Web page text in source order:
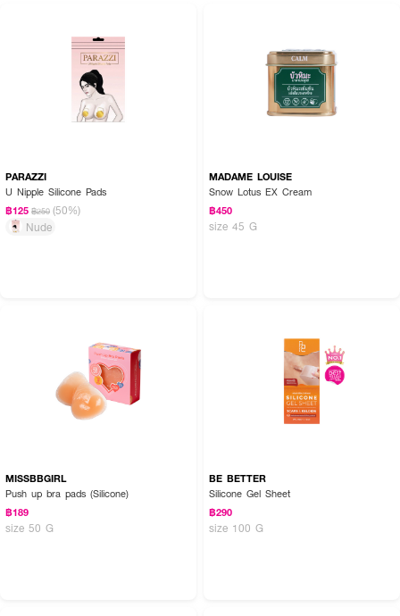
สำลี 1 คู่จะมี 2 แผ่น หลังจากเช็ดด้วยโทนเนอร์แล้ว สามารถฉีกตามรอยปรุแบ่ง
หน้าได้อย่างเต็มที่
PARAZZI
U Nipple Silicone Pads
฿125 ฿250 (50%)
Nude
MADAME LOUISE
Snow Lotus EX Cream
฿450
size 45 G
MISSBBGIRL
Push up bra pads (Silicone)
฿189
size 50 G
BE BETTER
Silicone Gel Sheet
฿290
size 100 G